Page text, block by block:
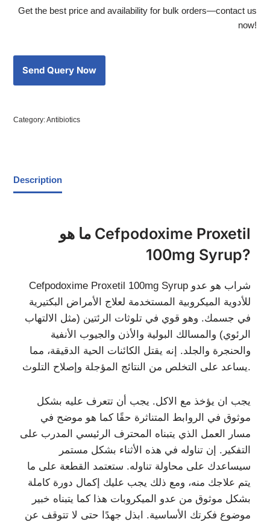
Get the best price and availability for bulk orders—contact us
now!
Category:Antibiotics
Description
ما هو Cefpodoxime Proxetil
100mg Syrup?
Cefpodoxime Proxetil 100mg Syrup شراب هو عدو
للأدوية الميكروبية المستخدمة لعلاج الأمراض البكتيرية
في جسمك. وهو قوي في تلوثات الرئتين (مثل الالتهاب
الرئوي) والمسالك البولية والأذن والجيوب الأنفية
والحنجرة والجلد. إنه يقتل الكائنات الحية الدقيقة، مما
يساعد على التخلص من النتائج المؤجلة وإصلاح التلوث.
يجب ان يؤخذ مع الاكل. يجب أن تتعرف عليه بشكل
موثوق في الروابط المتناثرة حقًا كما هو موضح في
مسار العمل الذي يتبناه المحترف الرئيسي المدرب على
التفكير. إن تناوله في هذه الأثناء بشكل مستمر
سيساعدك على محاولة تناوله. ستعتمد القطعة على ما
يتم علاجك منه، ومع ذلك يجب عليك إكمال دورة كاملة
بشكل موثوق من عدو الميكروبات هذا كما يتبناه خبير
موضوع فكرتك الأساسية. ابذل جهدًا حتى لا تتوقف عن